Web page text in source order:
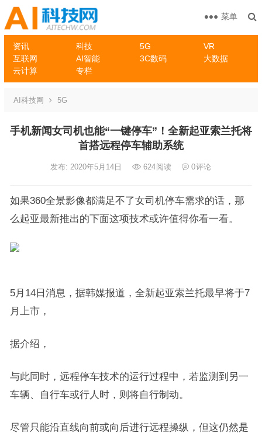
资讯 科技 5G
VR
互联网
AI智能 3C数码
大数据
云计算
专栏
菜单
AI科技网 5G
手机新闻女司机也能“一键停车”！全新起亚索兰托将
首搭远程停车辅助系统
发布: 2020年5月14日 624阅读 0评论
如果360全景影像都满足不了女司机停车需求的话，那
么起亚最新推出的下面这项技术或许值得你看一看。
5月14日消息，据韩媒报道，全新起亚索兰托最早将于7
月上市，
据介绍，
与此同时，远程停车技术的运行过程中，若监测到另一
车辆、自行车或行人时，则将自行制动。
尽管只能沿直线向前或向后进行远程操纵，但这仍然是